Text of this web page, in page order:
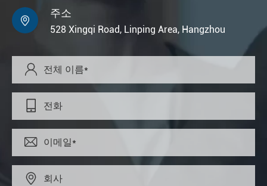

주소
528 Xingqi Road, Linping Area, Hangzhou



